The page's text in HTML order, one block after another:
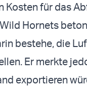
Kosten für das
Hornets
bestehe, die
Er merkte
exportieren